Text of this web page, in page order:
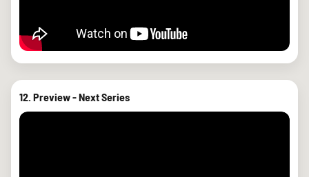
12. Preview - Next Series